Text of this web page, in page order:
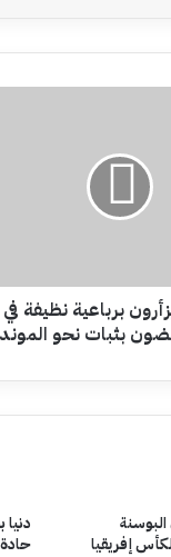
برباعية نظيفة
بثبات نحو
إفريقيا